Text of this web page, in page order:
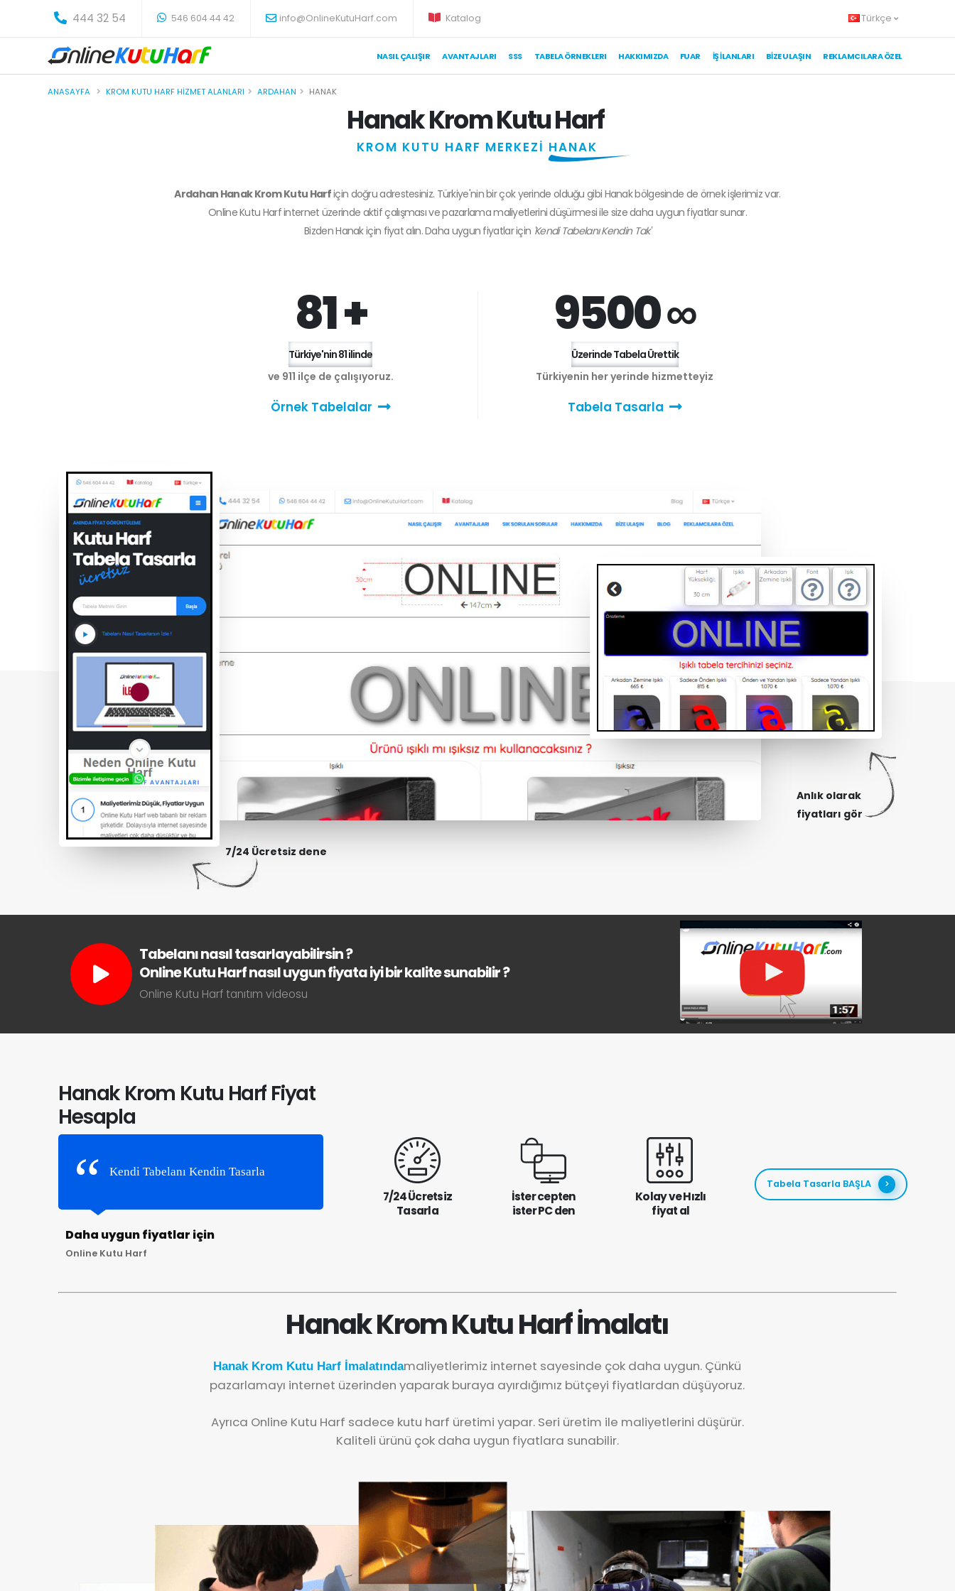
444 32 54 546 604 44 42 info@OnlineKutuHarf.com Katalog Türkçe
NASIL ÇALIŞIR AVANTAJLARI SSS TABELA ÖRNEKLERI HAKKIMIZDA FUAR İŞ İLANLARI BIZE ULAŞIN REKLAMCILARA ÖZEL
ANASAYFA KROM KUTU HARF HIZMET ALANLARI ARDAHAN HANAK
Hanak Krom Kutu Harf
KROM KUTU HARF MERKEZİ HANAK
Ardahan Hanak Krom Kutu Harfiçin doğru adrestesiniz. Türkiye'nin bir çok yerinde olduğu gibi Hanak bölgesinde de örnek işlerimiz var.
Online Kutu Harf internet üzerinde aktif çalışması ve pazarlama maliyetlerini düşürmesi ile size daha uygun fiyatlar sunar.
BizdenHanakiçin fiyat alın. Daha uygun fiyatlar için 'Kendi Tabelanı Kendin Tak'
81 +
Türkiye'nin 81 ilinde
ve 911 ilçe de çalışıyoruz.
Örnek Tabelalar
9500 ∞
Üzerinde Tabela Ürettik
Türkiyenin her yerinde hizmetteyiz
Tabela Tasarla
7/24 Ücretsiz dene
Anlık olarak
fiyatları gör
Tabelanı nasıl tasarlayabilirsin ?
Online Kutu Harf nasıl uygun fiyata iyi bir kalite sunabilir ?
Online Kutu Harf tanıtım videosu
Hanak Krom Kutu Harf Fiyat
Hesapla
Kendi Tabelanı Kendin Tasarla
Daha uygun fiyatlar için
Online Kutu Harf
7/24 Ücretsiz
Tasarla
İster cepten
ister PC den
Kolay ve Hızlı
fiyat al
Tabela Tasarla BAŞLA
Hanak Krom Kutu Harf İmalatı
Hanak Krom Kutu Harf İmalatındamaliyetlerimiz internet sayesinde çok daha uygun. Çünkü
pazarlamayı internet üzerinden yaparak buraya ayırdığımız bütçeyi fiyatlardan düşüyoruz.
Ayrıca Online Kutu Harf sadece kutu harf üretimi yapar. Seri üretim ile maliyetlerini düşürür.
Kaliteli ürünü çok daha uygun fiyatlara sunabilir.